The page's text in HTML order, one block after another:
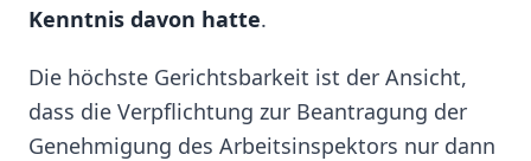
Kenntnis davon hatte.
Die höchste Gerichtsbarkeit ist der Ansicht,
dass die Verpflichtung zur Beantragung der
Genehmigung des Arbeitsinspektors nur dann